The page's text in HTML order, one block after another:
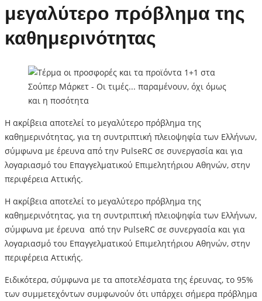
μεγαλύτερο πρόβλημα της
καθημερινότητας
Η ακρίβεια αποτελεί το μεγαλύτερο πρόβλημα της
καθημερινότητας, για τη συντριπτική πλειοψηφία των Ελλήνων,
σύμφωνα με έρευνα από την PulseRC σε συνεργασία και για
λογαριασμό του Επαγγελματικού Επιμελητήριου Αθηνών, στην
περιφέρεια Αττικής.
Η ακρίβεια αποτελεί το μεγαλύτερο πρόβλημα της
καθημερινότητας, για τη συντριπτική πλειοψηφία των Ελλήνων,
σύμφωνα με έρευνα από την PulseRC σε συνεργασία και για
λογαριασμό του Επαγγελματικού Επιμελητήριου Αθηνών, στην
περιφέρεια Αττικής.
Ειδικότερα, σύμφωνα με τα αποτελέσματα της έρευνας, το 95%
των συμμετεχόντων συμφωνούν ότι υπάρχει σήμερα πρόβλημα